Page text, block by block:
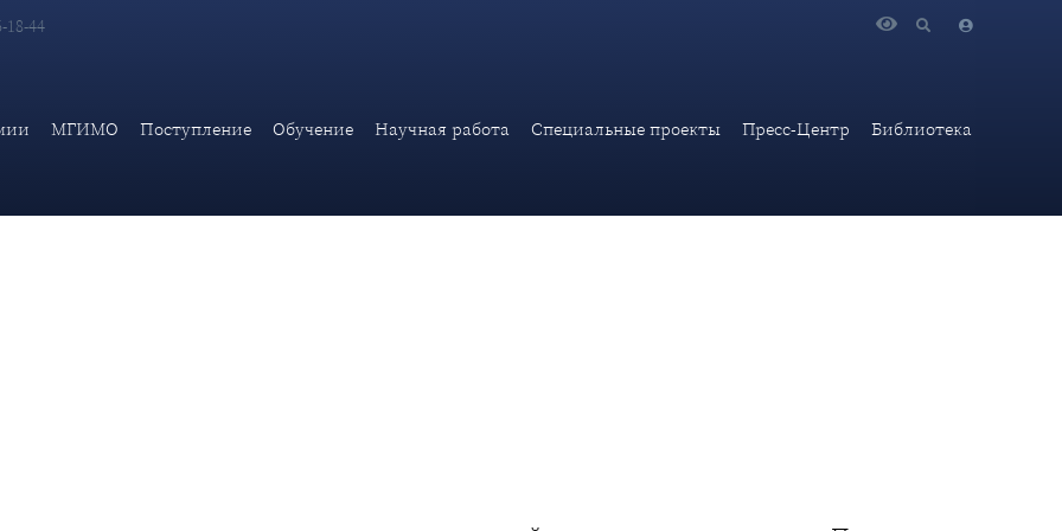
18-44
МГИМО Поступление Обучение Научная работа Специальные проекты Пресс-Центр Библиотека
науки и инноваций для молодых ученых. Прием заявок до 15 октября 2024 г.